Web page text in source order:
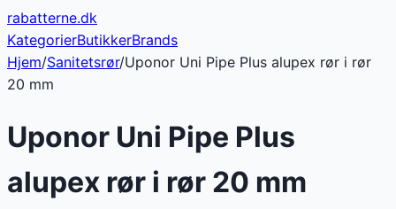
rabatterne.dk
KategorierButikkerBrands
Hjem/Sanitetsrør/Uponor Uni Pipe Plus alupex rør i rør
20 mm
Uponor Uni Pipe Plus
alupex rør i rør 20 mm